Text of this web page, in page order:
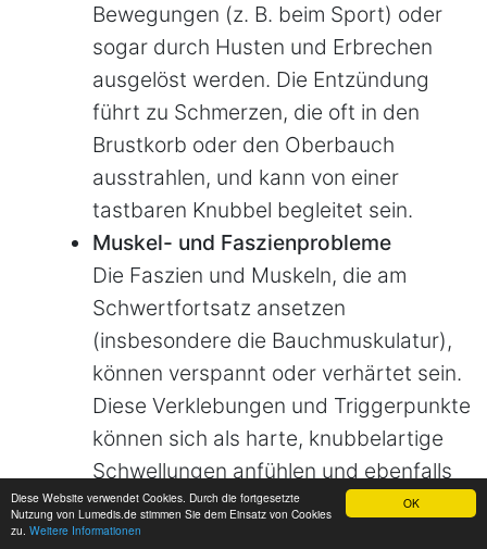
OK
Diese Website verwendet Cookies. Durch die fortgesetzte
Nutzung von Lumedis.de stimmen Sie dem Einsatz von Cookies
zu. Weitere Informationen
Bewegungen (z. B. beim Sport) oder
sogar durch Husten und Erbrechen
ausgelöst werden. Die Entzündung
führt zu Schmerzen, die oft in den
Brustkorb oder den Oberbauch
ausstrahlen, und kann von einer
tastbaren Knubbel begleitet sein.
Muskel- und Faszienprobleme
Die Faszien und Muskeln, die am
Schwertfortsatz ansetzen
(insbesondere die Bauchmuskulatur),
können verspannt oder verhärtet sein.
Diese Verklebungen und Triggerpunkte
können sich als harte, knubbelartige
Schwellungen anfühlen und ebenfalls
Schmerzen verursachen. Eine
zielgerichtete Behandlung, die eine